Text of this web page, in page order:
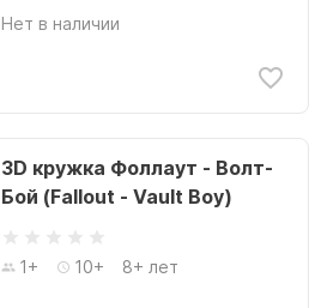
Нет в наличии
3D кружка Фоллаут - Волт-
Бой (Fallout - Vault Boy)
1+ 10+ 8+ лет